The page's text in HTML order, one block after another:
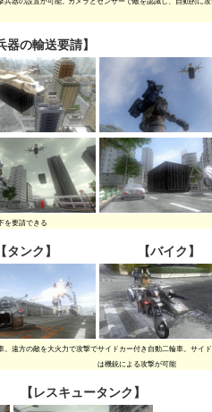
器の輸送要請】
を要請できる
【タンク】 【バイク】
。遠方の敵を大火力で攻撃でサイドカー付き自動二輪車。サイ
は機銃による攻撃が可能
【レスキュータンク】